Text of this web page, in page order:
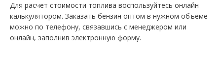
Для расчет стоимости топлива воспользуйтесь онлайн
калькулятором. Заказать бензин оптом в нужном объеме
можно по телефону, связавшись с менеджером или
онлайн, заполнив электронную форму.